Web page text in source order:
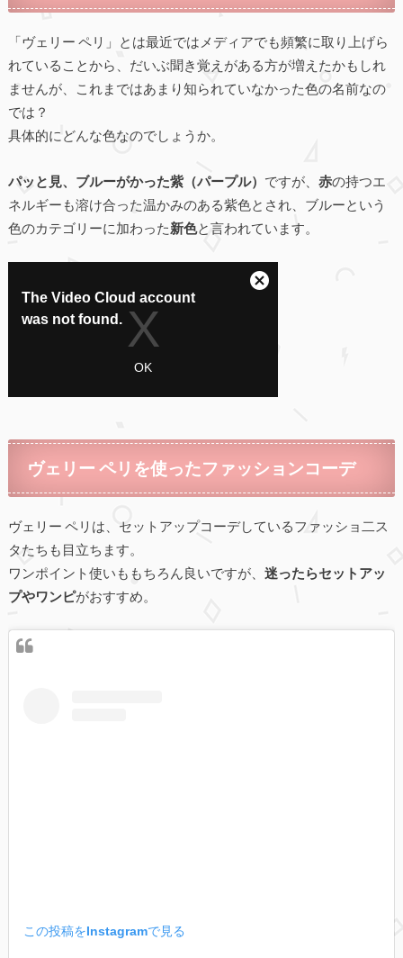
「ヴェリー ペリ」とは最近ではメディアでも頻繁に取り上げら
れていることから、だいぶ聞き覚えがある方が増えたかもしれ
ませんが、これまではあまり知られていなかった色の名前なの
では？
具体的にどんな色なのでしょうか。
パッと見、ブルーがかった紫（パープル） ですが、 赤の持つエ
ネルギーも溶け合った温かみのある紫色とされ、ブルーという
色のカテゴリーに加わった新色と言われています。
ヴェリー ペリを使ったファッションコーデ
ヴェリー ペリは、セットアップコーデしているファッショ二ス
タたちも目立ちます。
ワンポイント使いももちろん良いですが、 迷ったらセットアッ
プやワンピがおすすめ。
この投稿をInstagramで見る